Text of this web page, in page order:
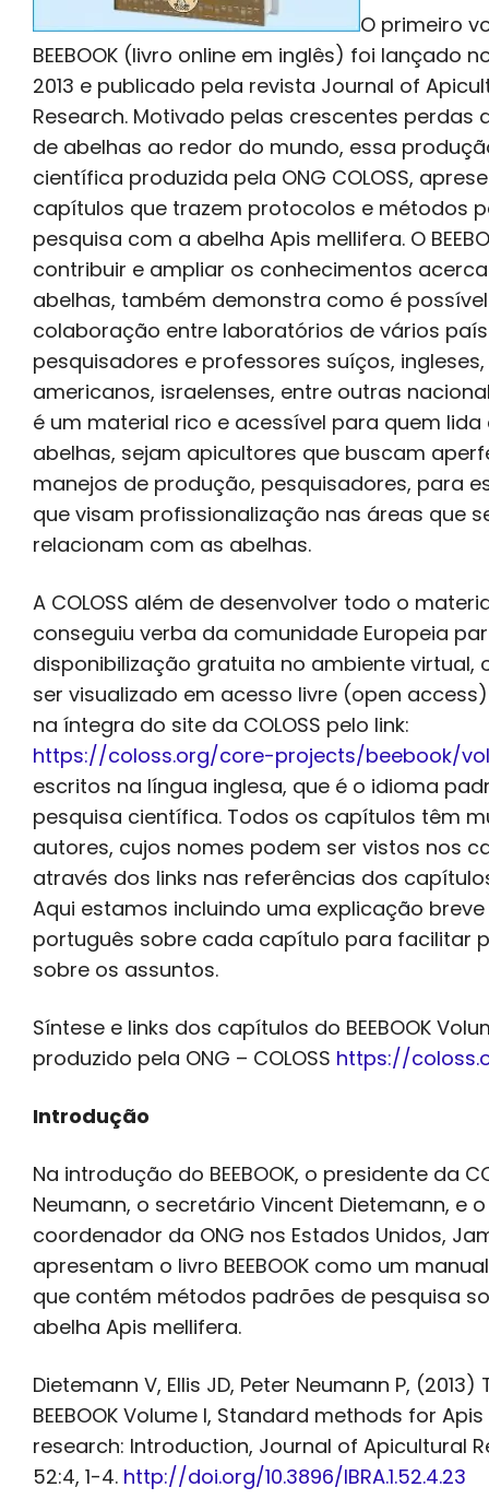
O primeiro
BEEBOOK (livro online em inglês) foi lançado
2013 e publicado pela revista Journal of
Research. Motivado pelas crescentes perdas
de abelhas ao redor do mundo, essa
científica produzida pela ONG COLOSS,
capítulos que trazem protocolos e métodos
pesquisa com a abelha Apis mellifera. O
contribuir e ampliar os conhecimentos
abelhas, também demonstra como é
colaboração entre laboratórios de vários
pesquisadores e professores suíços,
americanos, israelenses, entre outras
é um material rico e acessível para quem
abelhas, sejam apicultores que buscam
manejos de produção, pesquisadores, para
que visam profissionalização nas áreas que
relacionam com as abelhas.
A COLOSS além de desenvolver todo o
conseguiu verba da comunidade Europeia
disponibilização gratuita no ambiente virtual,
ser visualizado em acesso livre (open
na íntegra do site da COLOSS pelo link:
https://coloss.org/core-projects/beebook/
escritos na língua inglesa, que é o idioma
pesquisa científica. Todos os capítulos têm
autores, cujos nomes podem ser vistos nos
através dos links nas referências dos
Aqui estamos incluindo uma explicação
português sobre cada capítulo para facilitar
sobre os assuntos.
Síntese e links dos capítulos do BEEBOOK
produzido pela ONG – COLOSS https://
Introdução
Na introdução do BEEBOOK, o presidente da
Neumann, o secretário Vincent Dietemann, e o
coordenador da ONG nos Estados Unidos,
apresentam o livro BEEBOOK como um
que contém métodos padrões de pesquisa
abelha Apis mellifera.
Dietemann V, Ellis JD, Peter Neumann P, (2013)
BEEBOOK Volume I, Standard methods for
research: Introduction, Journal of Apicultural
52:4, 1-4. http://doi.org/10.3896/IBRA.1.52.4.23